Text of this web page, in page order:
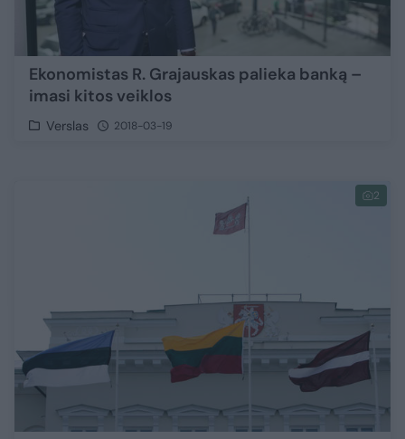
Ekonomistas R. Grajauskas palieka banką –
imasi kitos veiklos
Verslas 2018-03-19
2